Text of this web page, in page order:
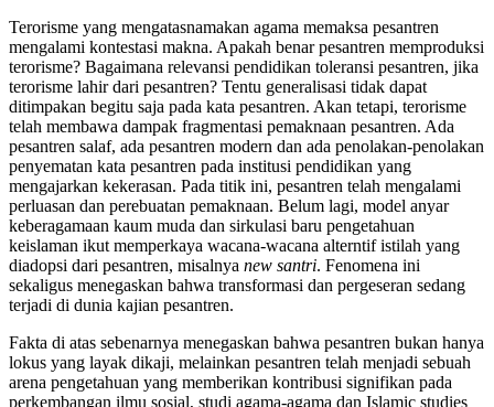
Terorisme yang mengatasnamakan agama memaksa pesantren
mengalami kontestasi makna. Apakah benar pesantren memproduksi
terorisme? Bagaimana relevansi pendidikan toleransi pesantren, jika
terorisme lahir dari pesantren? Tentu generalisasi tidak dapat
ditimpakan begitu saja pada kata pesantren. Akan tetapi, terorisme
telah membawa dampak fragmentasi pemaknaan pesantren. Ada
pesantren salaf, ada pesantren modern dan ada penolakan-penolakan
penyematan kata pesantren pada institusi pendidikan yang
mengajarkan kekerasan. Pada titik ini, pesantren telah mengalami
perluasan dan perebuatan pemaknaan. Belum lagi, model anyar
keberagamaan kaum muda dan sirkulasi baru pengetahuan
keislaman ikut memperkaya wacana-wacana alterntif istilah yang
diadopsi dari pesantren, misalnya new santri. Fenomena ini
sekaligus menegaskan bahwa transformasi dan pergeseran sedang
terjadi di dunia kajian pesantren.
Fakta di atas sebenarnya menegaskan bahwa pesantren bukan hanya
lokus yang layak dikaji, melainkan pesantren telah menjadi sebuah
arena pengetahuan yang memberikan kontribusi signifikan pada
perkembangan ilmu sosial, studi agama-agama dan Islamic studies